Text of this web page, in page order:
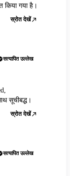
किया गया है।
स्रोत देखें
सत्यापित उल्लेख
सूचीबद्ध।
स्रोत देखें
सत्यापित उल्लेख